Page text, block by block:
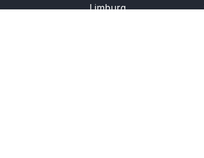
Limburg